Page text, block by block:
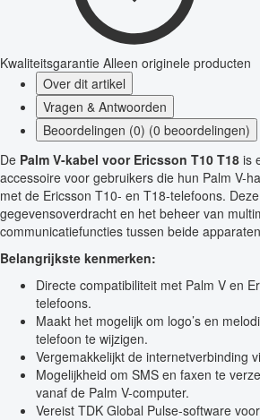
Kwaliteitsgarantie Alleen originele producten
Over dit artikel
Vragen & Antwoorden
Beoordelingen (0) (0 beoordelingen)
De Palm V-kabel voor Ericsson T10 T18 is
accessoire voor gebruikers die hun Palm V-
met de Ericsson T10- en T18-telefoons.
gegevensoverdracht en het beheer van
communicatiefuncties tussen beide
Belangrijkste kenmerken:
Directe compatibiliteit met Palm V en
telefoons.
Maakt het mogelijk om logo’s en
telefoon te wijzigen.
Vergemakkelijkt de internetverbinding
Mogelijkheid om SMS en faxen te
vanaf de Palm V-computer.
Vereist TDK Global Pulse-software